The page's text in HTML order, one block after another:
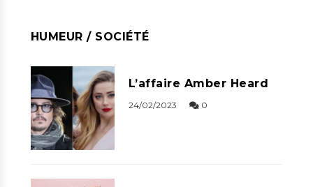
HUMEUR / SOCIÉTÉ
L’affaire Amber Heard
24/02/2023 0